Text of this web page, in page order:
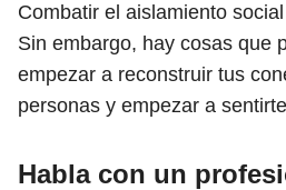
Combatir el aislamiento
Sin embargo, hay cosas que
empezar a reconstruir tus
personas y empezar a
Habla con un